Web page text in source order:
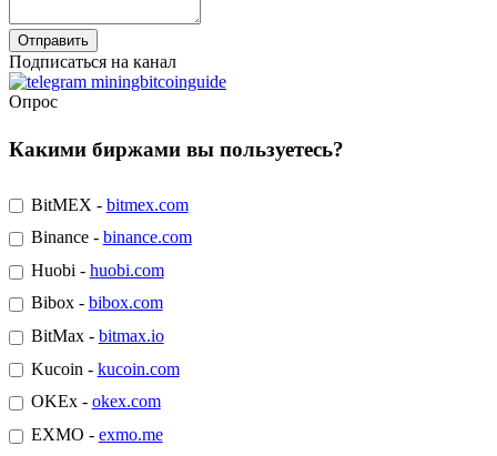
Подписаться на канал
Опрос
Какими биржами вы пользуетесь?
BitMEX - bitmex.com
Binance - binance.com
Huobi - huobi.com
Bibox - bibox.com
BitMax - bitmax.io
Kucoin - kucoin.com
OKEx - okex.com
EXMO - exmo.me